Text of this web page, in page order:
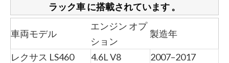
ラック車に搭載されています 。
車両モデル
エンジン オプ
ション
製造年
レクサス LS460 4.6L V8
2007–2017